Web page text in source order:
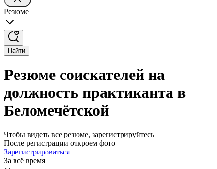
Резюме
Найти
Резюме соискателей на
должность практиканта в
Беломечётской
Чтобы видеть все резюме, зарегистрируйтесь
После регистрации откроем фото
Зарегистрироваться
За всё время